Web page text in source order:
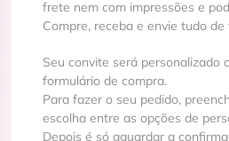
frete nem com impressões e
Compre, receba e envie tudo
Seu convite será personalizado
formulário de compra.
Para fazer o seu pedido,
escolha entre as opções de
Depois é só aguardar a